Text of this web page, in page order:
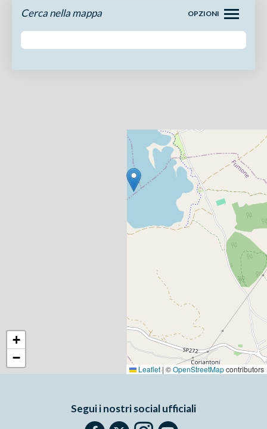
+
−
Leaflet | ©OpenStreetMapcontributors
Cerca nella mappa OPZIONI
Segui i nostri social ufficiali